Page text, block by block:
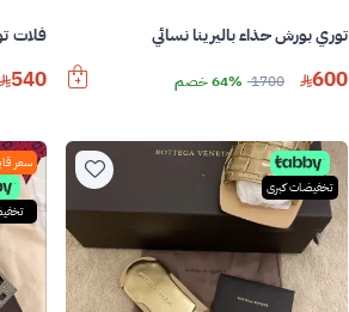
توري بورش حذاء باليرينا نسائي
600
1700 64% خصم
فلات
540
تخفيضات كبرى
سعر